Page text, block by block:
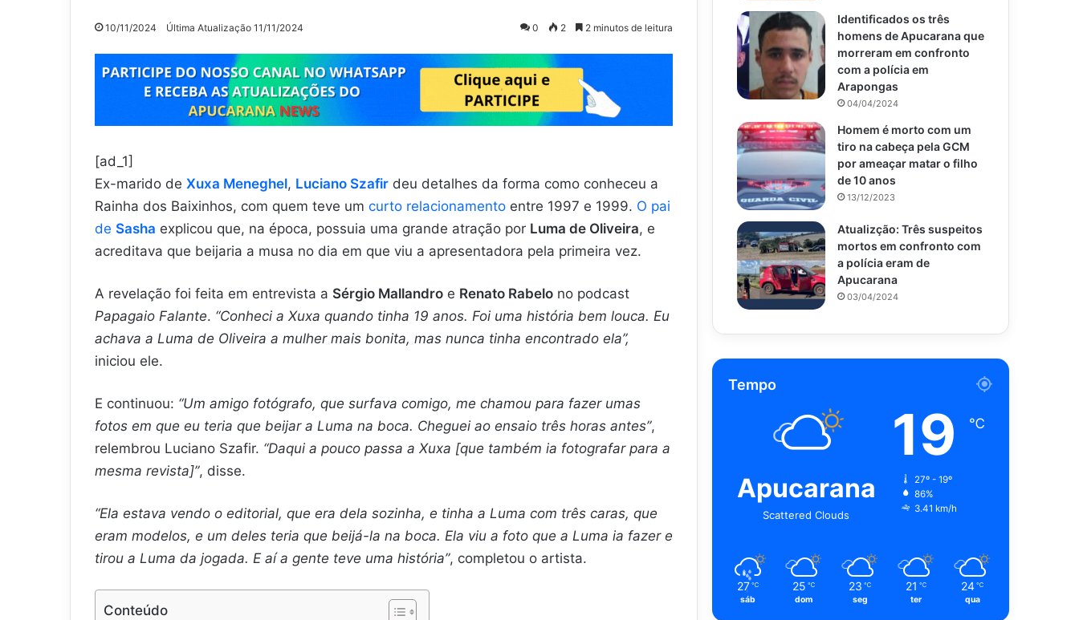
10/11/2024 Última Atualização 11/11/2024 0 2 2 minutos de leitura
[ad_1]
Ex-marido de Xuxa Meneghel, Luciano Szafir deu detalhes da forma como conheceu a
Rainha dos Baixinhos, com quem teve um curto relacionamento entre 1997 e 1999. O pai
de Sasha explicou que, na época, possuia uma grande atração por Luma de Oliveira, e
acreditava que beijaria a musa no dia em que viu a apresentadora pela primeira vez.
A revelação foi feita em entrevista a Sérgio Mallandro e Renato Rabelo no podcast
Papagaio Falante. “Conheci a Xuxa quando tinha 19 anos. Foi uma história bem louca. Eu
achava a Luma de Oliveira a mulher mais bonita, mas nunca tinha encontrado ela”,
iniciou ele.
E continuou: “Um amigo fotógrafo, que surfava comigo, me chamou para fazer umas
fotos em que eu teria que beijar a Luma na boca. Cheguei ao ensaio três horas antes”,
relembrou Luciano Szafir. “Daqui a pouco passa a Xuxa [que também ia fotografar para a
mesma revista]”, disse.
“Ela estava vendo o editorial, que era dela sozinha, e tinha a Luma com três caras, que
eram modelos, e um deles teria que beijá-la na boca. Ela viu a foto que a Luma ia fazer e
tirou a Luma da jogada. E aí a gente teve uma história”, completou o artista.
Conteúdo
Identificados os três
homens de Apucarana que
morreram em confronto
com a polícia em
Arapongas
04/04/2024
Homem é morto com um
tiro na cabeça pela GCM
por ameaçar matar o filho
de 10 anos
13/12/2023
Atualizção: Três suspeitos
mortos em confronto com
a polícia eram de
Apucarana
03/04/2024
Tempo
Apucarana
Scattered Clouds
19 ℃
27º - 19º
86%
3.41 km/h
27 ℃
sáb
25 ℃
dom
23 ℃
seg
21 ℃
ter
24 ℃
qua